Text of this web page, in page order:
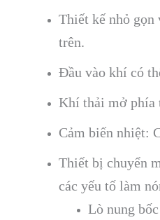
Thiết kế nhỏ gọn
trên.
Đầu vào khí có
Khí thải mở phía
Cảm biến nhiệt:
Thiết bị chuyển
các yếu tố làm
Lò nung